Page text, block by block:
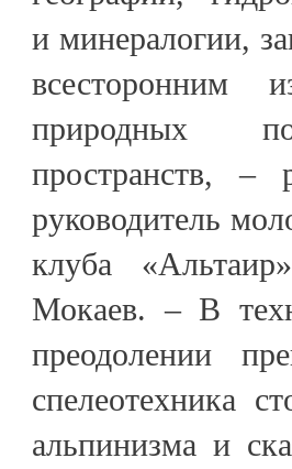
и минералогии,
всесторонним
природных
пространств, –
руководитель
клуба
Мокаев. – В
преодолении
спелеотехника
альпинизма и